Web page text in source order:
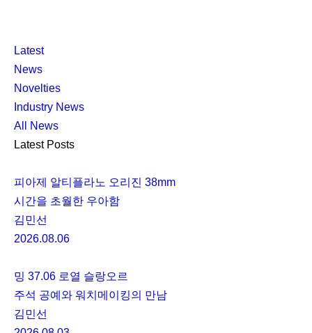
K
L
O
C
C
A
닫
기
K
L
O
C
C
A
Latest
News
Novelties
Industry News
All News
Latest Posts
피아제 알티플라노 오리진 38mm
시간을 초월한 우아함
김민선
2026.08.06
밍 37.06 로열 슬랑오르
주석 공예와 워치메이킹의 만남
김민선